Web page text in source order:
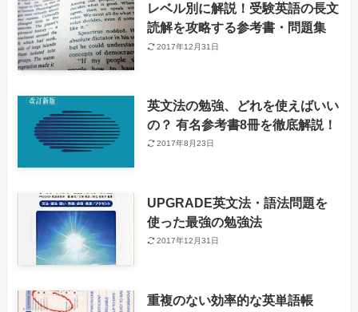
レベル別に解説！受験英語の長文
読解を攻略する参考書・問題集
2017年12月31日
英文法の勉強、どれを使えばいい
の？ 有名参考書8冊を徹底解説！
2017年8月23日
UPGRADE英文法・語法問題を
使った最強の勉強法
2017年12月31日
重複のない効率的な英単語帳